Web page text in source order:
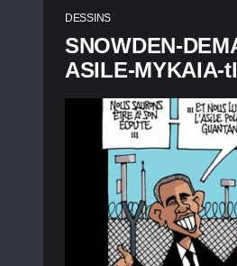
DESSINS
SNOWDEN-
ASILE-MYKAIA-